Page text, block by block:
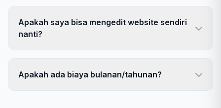
Apakah saya bisa mengedit website sendiri
nanti?
Apakah ada biaya bulanan/tahunan?